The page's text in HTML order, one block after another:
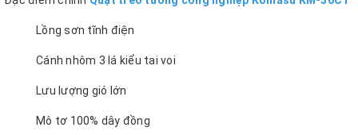
Lồng sơn tĩnh điện
Cánh nhôm 3 lá kiểu tai voi
Lưu lượng gió lớn
Mô tơ 100% dây đồng